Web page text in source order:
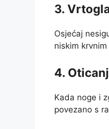
3.
Osjećaj
niskim
4.
Kada noge i
povezano s